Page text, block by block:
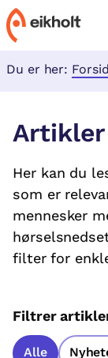
Du er her:
Artikler
Her kan du
som er
mennesker
filter for
Filtrer
Alle